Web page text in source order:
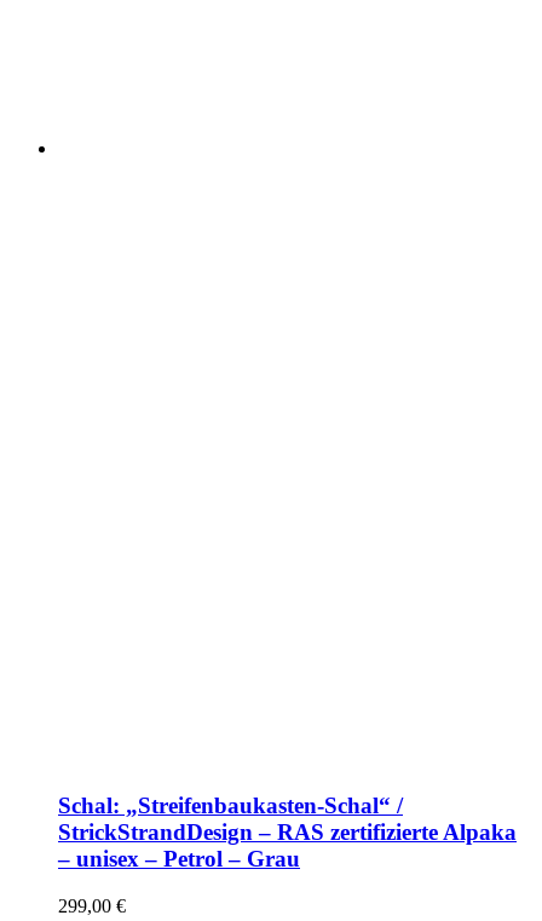
Schal: „Streifenbaukasten-Schal“ /
StrickStrandDesign – RAS zertifizierte Alpaka
– unisex – Petrol – Grau
299,00 €